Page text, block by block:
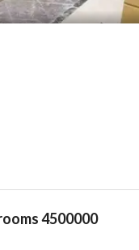
Mortgage
4500000